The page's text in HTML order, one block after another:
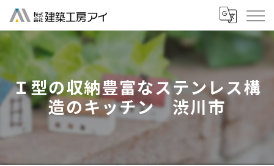
Ｉ型の収納豊富なステンレス構
造のキッチン 渋川市